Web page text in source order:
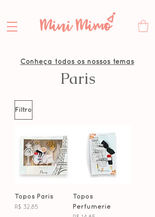
Conheça todos os nossos temas
Paris
Filtro
Topos Paris
Preço
R$ 32,85
Topos
Perfumerie